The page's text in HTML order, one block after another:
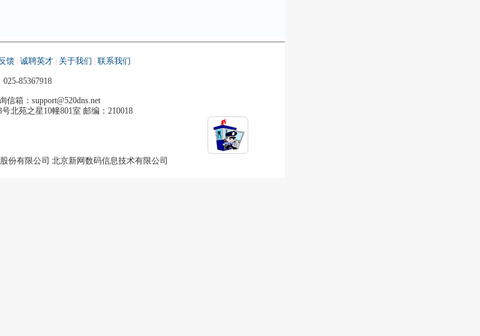
馈 诚聘英才 关于我们 联系我们
025-85367918
信箱：support@520dns.net
北苑之星10幢801室邮编： 210018
份有限公司 北京新网数码信息技术有限公司